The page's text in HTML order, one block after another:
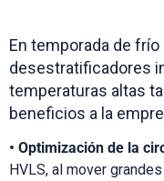
En temporada de
desestratificadores
temperaturas altas
beneficios a la
• Optimización de la
HVLS, al mover